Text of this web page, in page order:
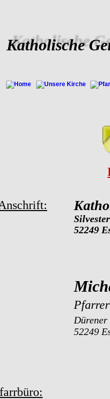
52249
Pfarrer
Dürener
52249
Katholische